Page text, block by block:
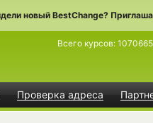
новый BestChange?
Проверка адреса
Всего курсов: 1070665